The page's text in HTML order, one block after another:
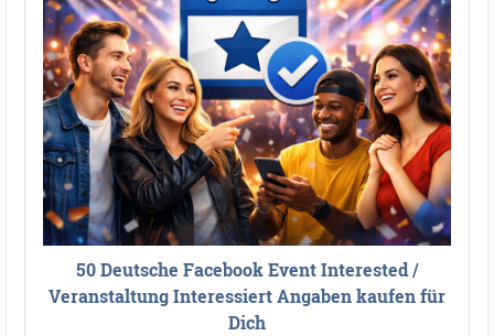
50 Deutsche Facebook Event Interested /
Veranstaltung Interessiert Angaben kaufen für
Dich